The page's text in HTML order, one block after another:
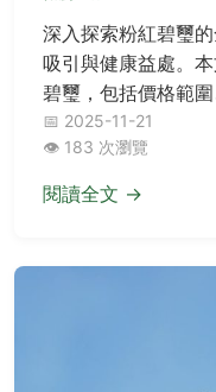
深入探索粉紅碧璽
吸引與健康益處。
碧璽，包括價格範
例與常見問答，幫
量，提升生活品質。
📅 2025-11-21
👁️ 183 次瀏覽
閱讀全文 →